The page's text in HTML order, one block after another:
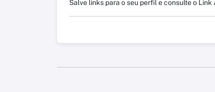
Salve links para o seu perfil e consulte o